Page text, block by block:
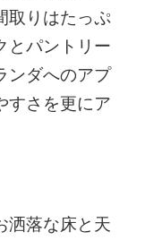
取りはたっぷ
とパントリー
ンダへのアプ
すさを更にア
洒落な床と天